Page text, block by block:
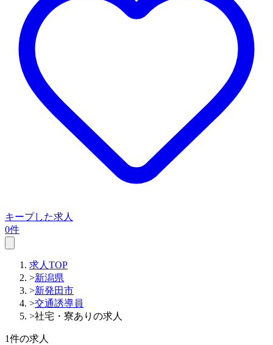
キープした求人
0件
求人TOP
>新潟県
>新発田市
>交通誘導員
>社宅・寮ありの求人
1件の求人